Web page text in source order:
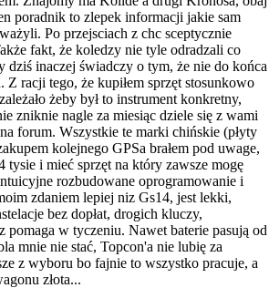
poradnik to zlepek informacji jakie sam
Po przejsciach z chc sceptycznie
fakt, że koledzy nie tyle odradzali co
dziś inaczej świadczy o tym, że nie do końca
racji tego, że kupiłem sprzęt stosunkowo
żeby był to instrument konkretny,
zniknie nagle za miesiąc dziele się z wami
forum. Wszystkie te marki chińskie (płyty
kolejnego GPSa brałem pod uwage,
tysie i mieć sprzęt na który zawsze mogę
rozbudowane oprogramowanie i
zdaniem lepiej niz Gs14, jest lekki,
bez dopłat, drogich kluczy,
pomaga w tyczeniu. Nawet baterie pasują od
mnie nie stać, Topcon'a nie lubię za
z wyboru bo fajnie to wszystko pracuje, a
złota...